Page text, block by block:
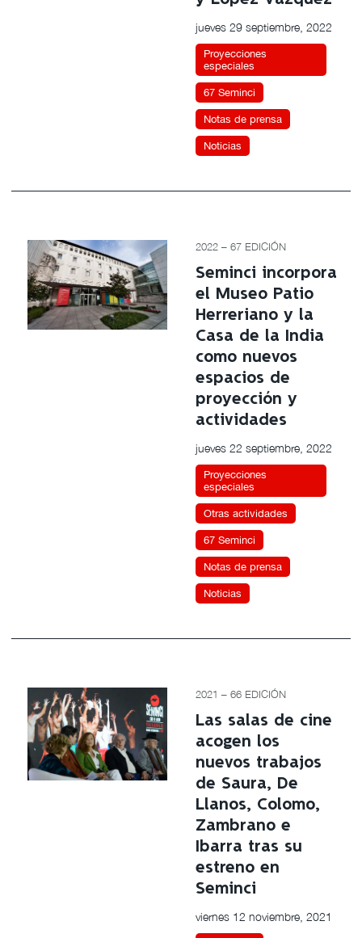
jueves 29 septiembre, 2022
Proyecciones
especiales
67 Seminci
Notas de prensa
Noticias
2022 – 67 EDICIÓN
Seminci incorpora
el Museo Patio
Herreriano y la
Casa de la India
como nuevos
espacios de
proyección y
actividades
jueves 22 septiembre, 2022
Proyecciones
especiales
Otras actividades
67 Seminci
Notas de prensa
Noticias
2021 – 66 EDICIÓN
Las salas de cine
acogen los
nuevos trabajos
de Saura, De
Llanos, Colomo,
Zambrano e
Ibarra tras su
estreno en
Seminci
viernes 12 noviembre, 2021